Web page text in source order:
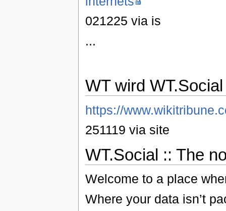
021225 via is
...
WT wird
https://
251119 via site
WT.Social :: The
Welcome to a place
Where your data isn’t